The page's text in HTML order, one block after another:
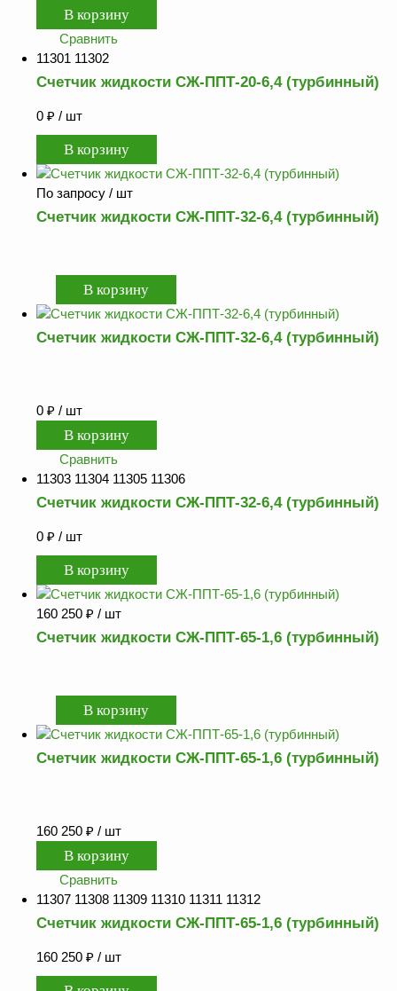
Сравнить
11301 11302
Счетчик жидкости СЖ-ППТ-20-6,4 (турбинный)
0 ₽ / шт
По запросу / шт
Счетчик жидкости СЖ-ППТ-32-6,4 (турбинный)
Счетчик жидкости СЖ-ППТ-32-6,4 (турбинный)
0 ₽ / шт
Сравнить
11303 11304 11305 11306
Счетчик жидкости СЖ-ППТ-32-6,4 (турбинный)
0 ₽ / шт
160 250 ₽ / шт
Счетчик жидкости СЖ-ППТ-65-1,6 (турбинный)
Счетчик жидкости СЖ-ППТ-65-1,6 (турбинный)
160 250 ₽ / шт
Сравнить
11307 11308 11309 11310 11311 11312
Счетчик жидкости СЖ-ППТ-65-1,6 (турбинный)
160 250 ₽ / шт